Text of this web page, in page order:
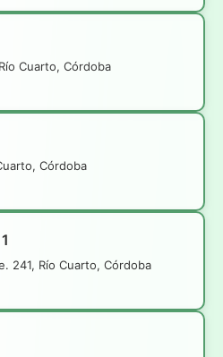
Cuarto, Córdoba
Córdoba
241, Río Cuarto, Córdoba